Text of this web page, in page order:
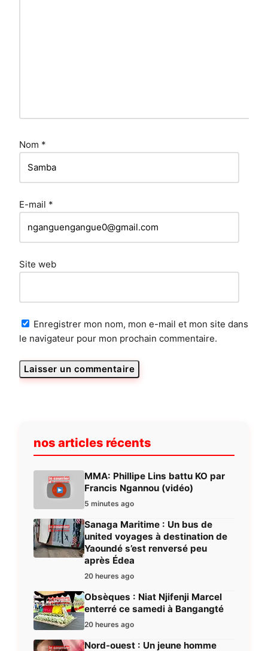
Nom *
E-mail *
Site web
Enregistrer mon nom, mon e-mail et mon site dans
le navigateur pour mon prochain commentaire.
nos articles récents
MMA: Phillipe Lins battu KO par
Francis Ngannou (vidéo)
5 minutes ago
Sanaga Maritime : Un bus de
united voyages à destination de
Yaoundé s’est renversé peu
après Édea
20 heures ago
Obsèques : Niat Njifenji Marcel
enterré ce samedi à Bangangté
20 heures ago
Nord-ouest : Un jeune homme